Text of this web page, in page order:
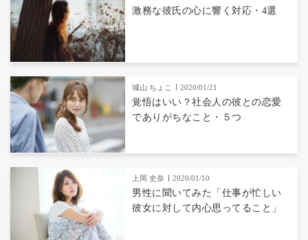
激務な彼氏の心に響く対応・4選
城山 ちょこ 2020/01/21
覚悟はいい？社会人の彼との恋愛
でありがちなこと・５つ
上岡 史奈 2020/01/10
男性に聞いてみた「仕事が忙しい
彼女に対して内心思ってること」